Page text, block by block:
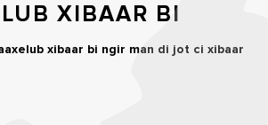
XIBAAR BI
xibaar bi ngir man di jot ci xibaar